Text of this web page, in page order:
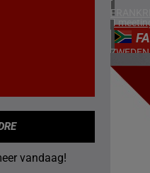
vandaag!
4
ZWEDEN
ZUID-
1
7
22/04/